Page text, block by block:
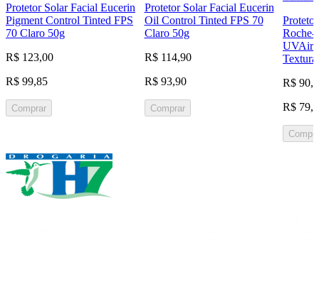
Protetor Solar Facial Eucerin
Pigment Control Tinted FPS
70 Claro 50g
R$ 123,00
R$ 99,85
Comprar
Protetor Solar Facial Eucerin
Oil Control Tinted FPS 70
Claro 50g
R$ 114,90
R$ 93,90
Comprar
Roche-
UVAir
R$
R$